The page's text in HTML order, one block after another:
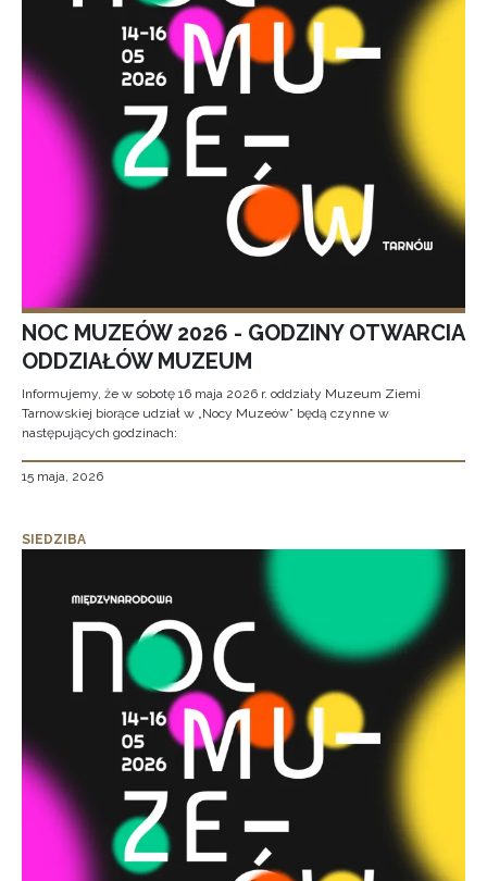
NOC MUZEÓW 2026 - GODZINY OTWARCIA
ODDZIAŁÓW MUZEUM
Informujemy, że w sobotę 16 maja 2026 r. oddziały Muzeum Ziemi
Tarnowskiej biorące udział w „Nocy Muzeów” będą czynne w
następujących godzinach:
15 maja, 2026
SIEDZIBA